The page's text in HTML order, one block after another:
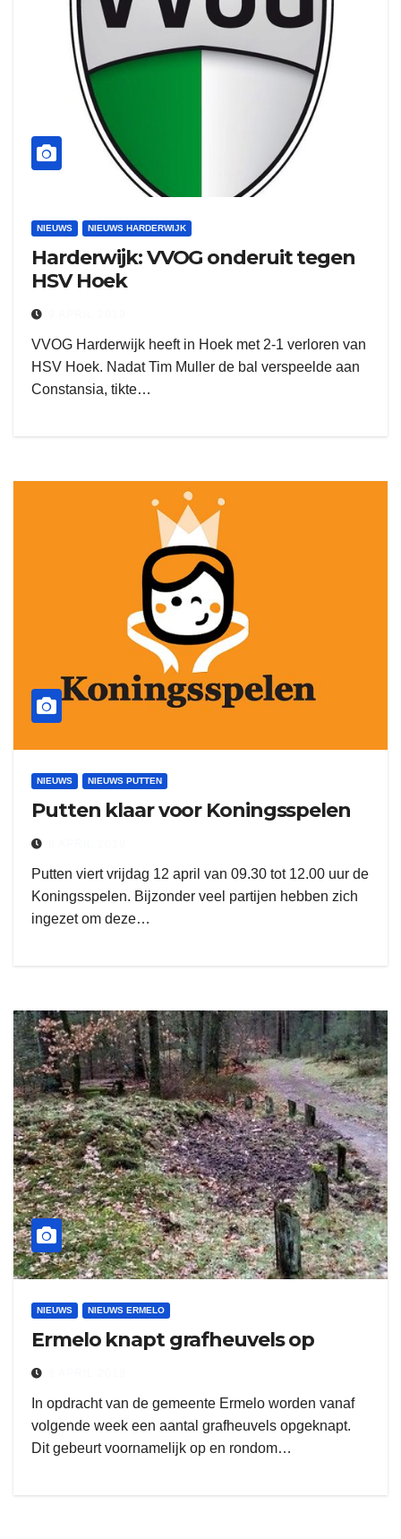
NIEUWS NIEUWS HARDERWIJK
Harderwijk: VVOG onderuit tegen
HSV Hoek
VVOG Harderwijk heeft in Hoek met 2-1 verloren van
HSV Hoek. Nadat Tim Muller de bal verspeelde aan
Constansia, tikte…
NIEUWS NIEUWS PUTTEN
Putten klaar voor Koningsspelen
Putten viert vrijdag 12 april van 09.30 tot 12.00 uur de
Koningsspelen. Bijzonder veel partijen hebben zich
ingezet om deze…
NIEUWS NIEUWS ERMELO
Ermelo knapt grafheuvels op
In opdracht van de gemeente Ermelo worden vanaf
volgende week een aantal grafheuvels opgeknapt.
Dit gebeurt voornamelijk op en rondom…